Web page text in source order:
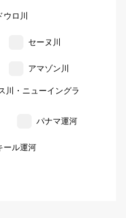
ウロ川
セーヌ川
アマゾン川
川・ニューイングラ
パナマ運河
ール運河